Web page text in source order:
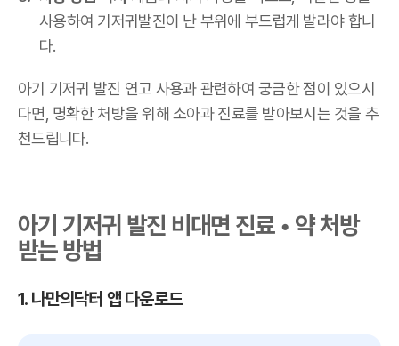
사용하여 기저귀발진이 난 부위에 부드럽게 발라야 합니
다.
아기 기저귀 발진 연고 사용과 관련하여 궁금한 점이 있으시
다면, 명확한 처방을 위해 소아과 진료를 받아보시는 것을 추
천드립니다.
아기 기저귀 발진 비대면 진료 • 약 처방
받는 방법
1. 나만의닥터 앱 다운로드